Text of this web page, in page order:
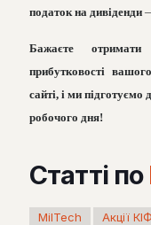
податок на дивіденди
Бажаєте отримати
прибутковості
сайті, і ми підготуємо
робочого дня!
Статті по
MilTech Акції КІФ